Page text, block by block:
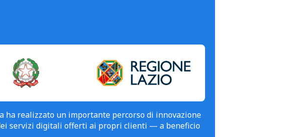
ha realizzato un importante percorso di innovazione
servizi digitali offerti ai propri clienti — a beneficio